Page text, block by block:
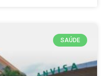
SAÚDE